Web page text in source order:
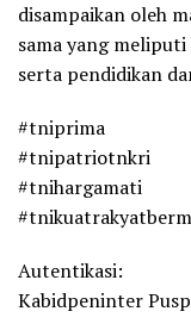
disampaikan oleh
sama yang
serta pendidikan
#tniprima
#tnipatriotnkri
#tnihargamati
Autentikasi:
Kabidpeninter